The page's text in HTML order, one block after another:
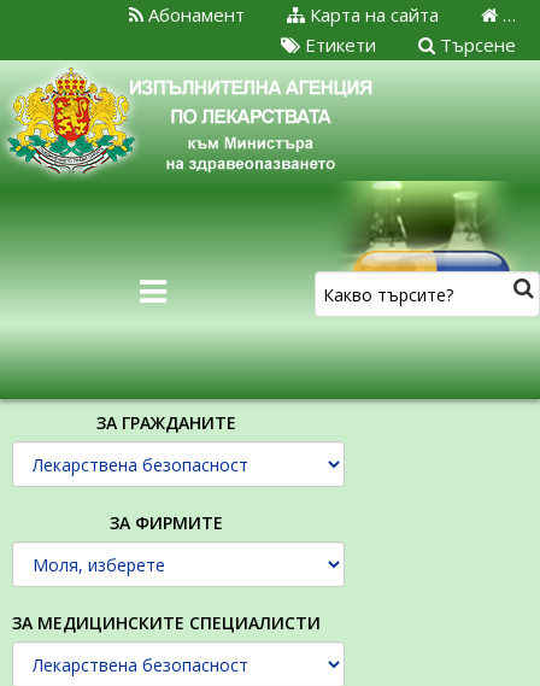
…
Карта на сайта
Абонамент
Търсене
Етикети
ЗА ГРАЖДАНИТЕ
ЗА ФИРМИТЕ
ЗА МЕДИЦИНСКИТЕ СПЕЦИАЛИСТИ